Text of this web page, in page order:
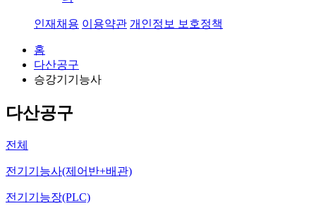
인재채용 이용약관 개인정보 보호정책
홈
다산공구
승강기기능사
다산공구
전체
전기기능사(제어반+배관)
전기기능장(PLC)